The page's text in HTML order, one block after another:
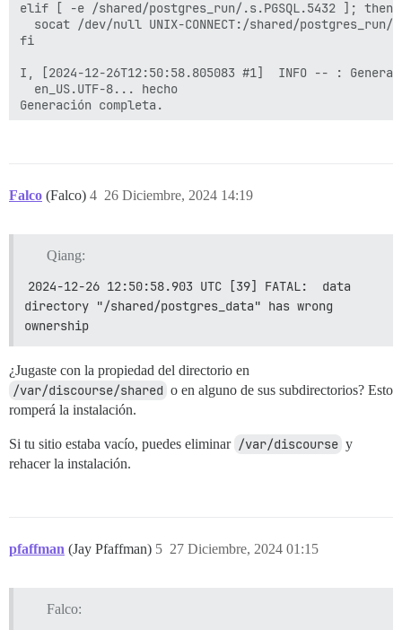
Falco (Falco) 26 Diciembre, 2024 14:19
4
Qiang:
2024-12-26 12:50:58.903 UTC [39] FATAL:  data
directory "/shared/postgres_data" has wrong
ownership
¿Jugaste con la propiedad del directorio en
/var/discourse/shared o en alguno de sus subdirectorios? Esto
romperá la instalación.
Si tu sitio estaba vacío, puedes eliminar /var/discourse y
rehacer la instalación.
pfaffman (Jay Pfaffman) 27 Diciembre, 2024 01:15
5
Falco: